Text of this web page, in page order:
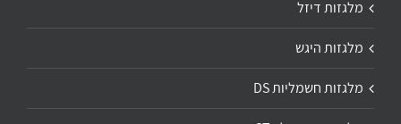
מלגזות דיזל
מלגזות היגש
מלגזות חשמליות DS